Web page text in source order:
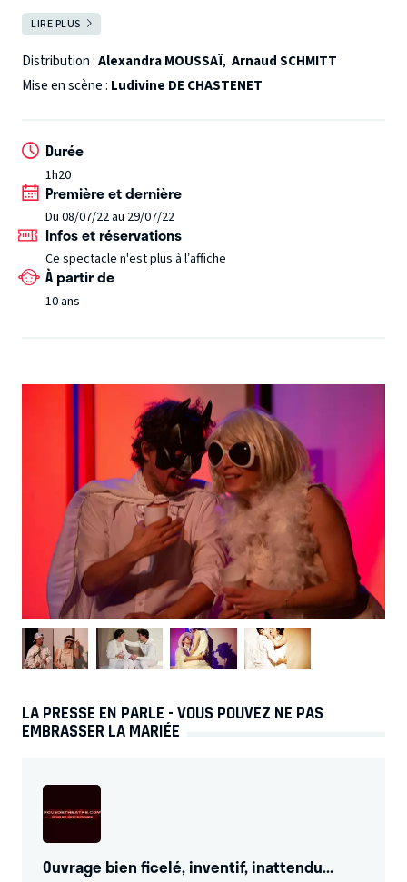
retrouve coincée en tête à tête avec Antoine, son meilleur
ami, qu'elle n'a pas vu depuis 2 ans. De flash-backs en non-
dits, de fous rires en disputes, de leurs 15 ans à aujourd'hui,
ils vont traverser le temps et les émotions, se chercher,
LIRE PLUS
Distribution :Alexandra MOUSSAÏ, Arnaud SCHMITT
Mise en scène : Ludivine DE CHASTENET
Durée
1h20
Première et dernière
Du 08/07/22 au 29/07/22
Infos et réservations
Ce spectacle n'est plus à l’affiche
À partir de
10 ans
LA PRESSE EN PARLE - VOUS POUVEZ NE PAS
EMBRASSER LA MARIÉE
Ouvrage bien ficelé, inventif, inattendu...